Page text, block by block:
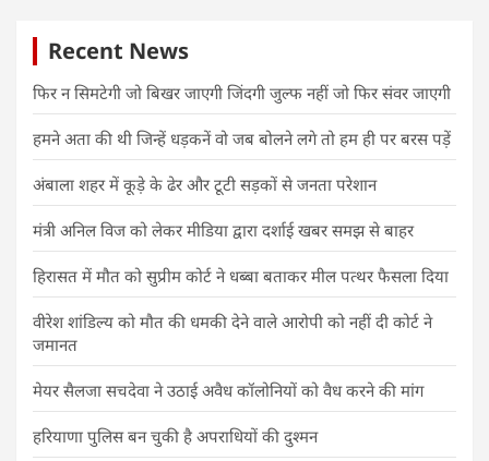
Recent News
फिर न सिमटेगी जो बिखर जाएगी जिंदगी जुल्फ नहीं जो फिर संवर जाएगी
हमने अता की थी जिन्हें धड़कनें वो जब बोलने लगे तो हम ही पर बरस पड़ें
अंबाला शहर में कूड़े के ढेर और टूटी सड़कों से जनता परेशान
मंत्री अनिल विज को लेकर मीडिया द्वारा दर्शाई खबर समझ से बाहर
हिरासत में मौत को सुप्रीम कोर्ट ने धब्बा बताकर मील पत्थर फैसला दिया
वीरेश शांडिल्य को मौत की धमकी देने वाले आरोपी को नहीं दी कोर्ट ने
जमानत
मेयर सैलजा सचदेवा ने उठाई अवैध कॉलोनियों को वैध करने की मांग
हरियाणा पुलिस बन चुकी है अपराधियों की दुश्मन